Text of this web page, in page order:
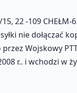
22 -109 CHEŁM-
nie dołączać
Wojskowy
r.. i wchodzi w